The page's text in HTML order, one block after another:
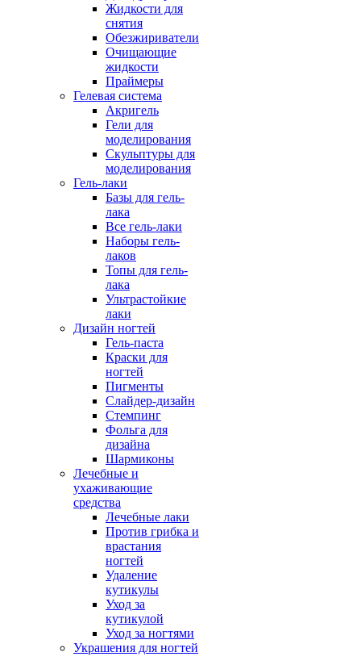
Жидкости для
снятия
Обезжириватели
Очищающие
жидкости
Праймеры
Гелевая система
Акригель
Гели для
моделирования
Скульптуры для
моделирования
Гель-лаки
Базы для гель-
лака
Все гель-лаки
Наборы гель-
лаков
Топы для гель-
лака
Ультрастойкие
лаки
Дизайн ногтей
Гель-паста
Краски для
ногтей
Пигменты
Слайдер-дизайн
Стемпинг
Фольга для
дизайна
Шармиконы
Лечебные и
ухаживающие
средства
Лечебные лаки
Против грибка и
врастания
ногтей
Удаление
кутикулы
Уход за
кутикулой
Уход за ногтями
Украшения для ногтей